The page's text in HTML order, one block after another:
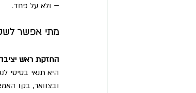
– ולא על פחד.
מתי אפשר
החזקת ראש
היא תנאי בסיסי
ובצוואר, בקו